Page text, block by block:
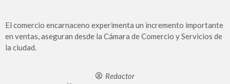
El comercio encarnaceno experimenta un incremento importante
en ventas, aseguran desde la Cámara de Comercio y Servicios de
la ciudad.
Redactor